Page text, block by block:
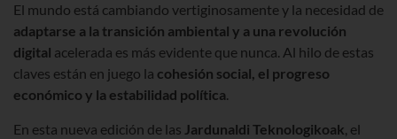
El mundo está cambiando vertiginosamente y la necesidad de
adaptarse a la transición ambiental y a una revolución
digital acelerada es más evidente que nunca. Al hilo de estas
claves están en juego la cohesión social, el progreso
económico y la estabilidad política.
En esta nueva edición de las Jardunaldi Teknologikoak, el